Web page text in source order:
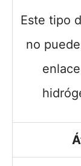
Este tipo
no